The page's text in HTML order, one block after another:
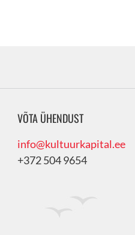
VÕTA ÜHENDUST
info@kultuurkapital.ee
+372 504 9654